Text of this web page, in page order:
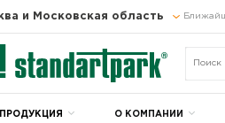
и Московская область
ПРОДУКЦИЯ О КОМПАНИИ